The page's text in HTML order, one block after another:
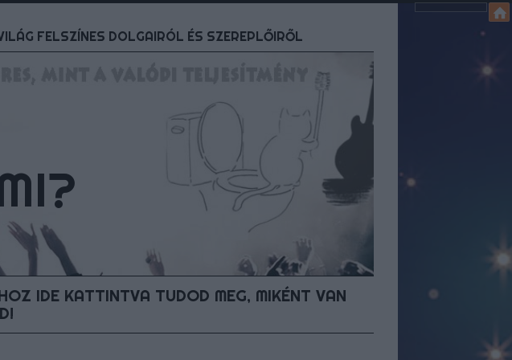
FELSZÍNES DOLGAIRÓL ÉS SZEREPLŐIRŐL
IDE KATTINTVA TUDOD MEG, MIKÉNT VAN